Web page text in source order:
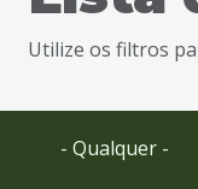
busca
Ir
Utilize os filtros
- Qualquer -